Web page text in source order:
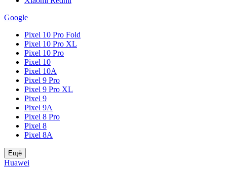
Google
Pixel 10 Pro Fold
Pixel 10 Pro XL
Pixel 10 Pro
Pixel 10
Pixel 10A
Pixel 9 Pro
Pixel 9 Pro XL
Pixel 9
Pixel 9A
Pixel 8 Pro
Pixel 8
Pixel 8A
Ещё
Huawei